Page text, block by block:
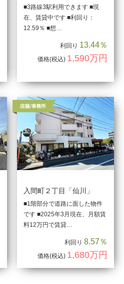
■3路線3駅利用できます ■現
在、賃貸中です ■利回り：
12.59％ ■想…
利回り 13.44％
価格(税込) 1,590万円
入間町２丁目「仙川」
■1階部分で道路に面した物件
です ■2025年3月現在、月額賃
料12万円で賃貸…
利回り8.57％
価格(税込) 1,680万円